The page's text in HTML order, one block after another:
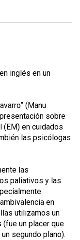
inglés en un
(Manu
sobre
(EM) en cuidados
las psicólogas
las
paliativos y las
en
utilizamos un
un placer que
segundo plano).